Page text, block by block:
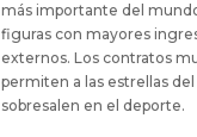
más importante del
figuras con mayores
externos. Los contratos
permiten a las estrellas
sobresalen en el deporte.